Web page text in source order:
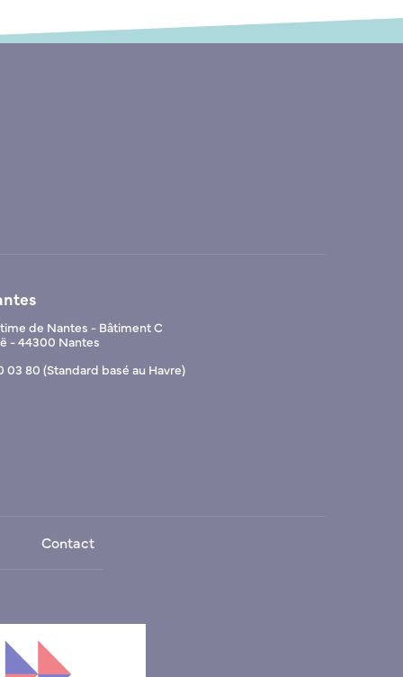
de Nantes - Bâtiment C
- 44300 Nantes
03 80 (Standard basé au Havre)
Contact